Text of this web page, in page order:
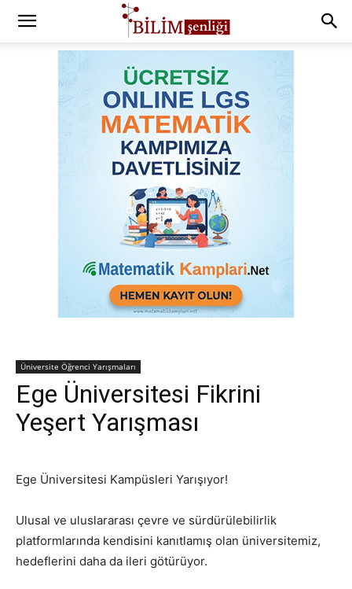
Üniversite Öğrenci Yarışmaları
Ege Üniversitesi Fikrini
Yeşert Yarışması
Ege Üniversitesi Kampüsleri Yarışıyor!
Ulusal ve uluslararası çevre ve sürdürülebilirlik
platformlarında kendisini kanıtlamış olan üniversitemiz,
hedeflerini daha da ileri götürüyor.